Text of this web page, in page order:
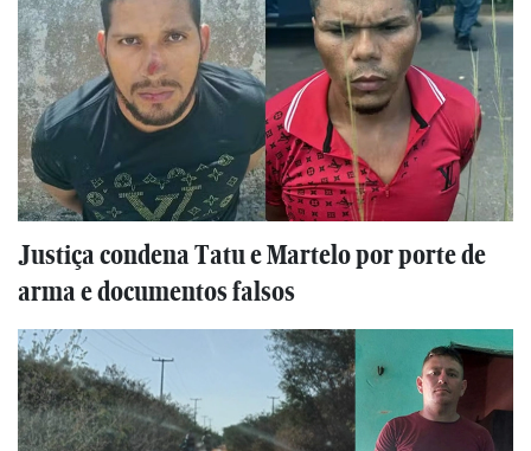
Justiça condena Tatu e Martelo por porte de
arma e documentos falsos